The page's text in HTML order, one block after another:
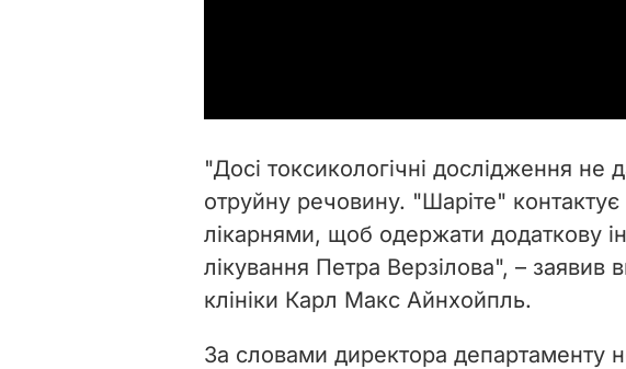
i
d
o
"Досі токсикологічні дослідження не
отруйну речовину. "Шаріте"
лікарнями, щоб одержати додаткову
лікування Петра Верзілова", – заявив
клініки Карл Макс Айнхойпль.
За словами директора департаменту